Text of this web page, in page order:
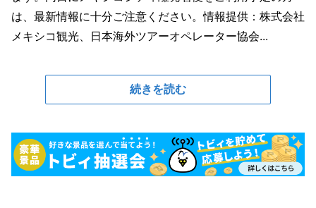
は、最新情報に十分ご注意ください。情報提供：株式会社
メキシコ観光、日本海外ツアーオペレーター協会...
続きを読む